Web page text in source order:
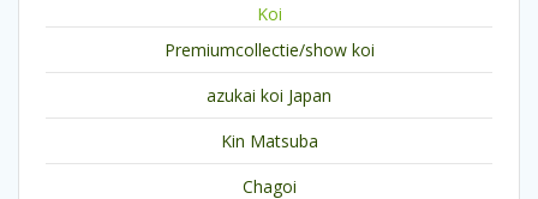
Koi
Premiumcollectie/show koi
azukai koi Japan
Kin Matsuba
Chagoi